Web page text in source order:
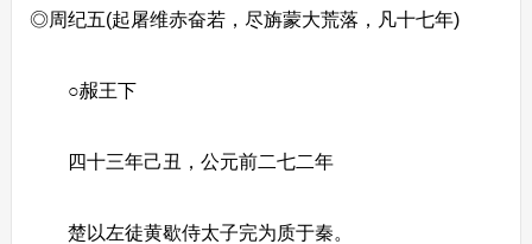
◎周纪五(起屠维赤奋若，尽旃蒙大荒落，凡十七年)
○赧王下
四十三年己丑，公元前二七二年
楚以左徒黄歇侍太子完为质于秦。